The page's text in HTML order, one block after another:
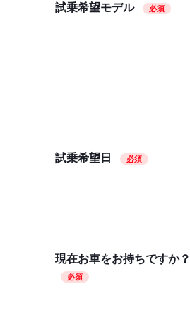
試乗希望モデル 必須
試乗希望日 必須
現在お車をお持ちですか？
必須